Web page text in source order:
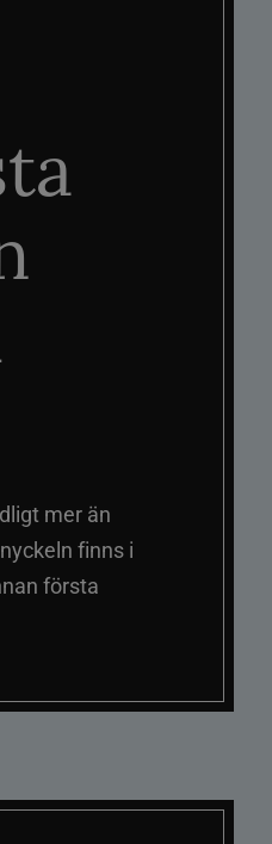
mer än
finns i
första